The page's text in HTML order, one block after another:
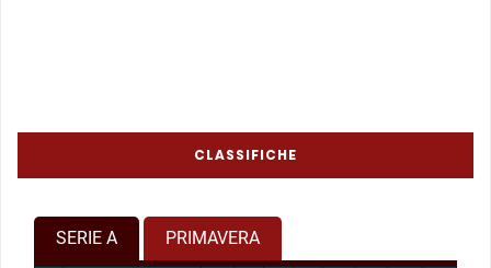
CLASSIFICHE
SERIE A PRIMAVERA